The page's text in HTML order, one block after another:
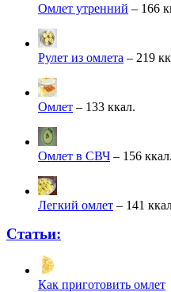
Омлет утренний – 166
Рулет из омлета – 219
Омлет – 133 ккал.
Омлет в СВЧ – 156 ккал.
Легкий омлет – 141
Статьи:
Как приготовить омлет